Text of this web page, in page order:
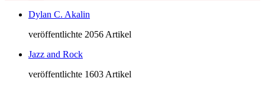
Dylan C. Akalin
veröffentlichte 2056 Artikel
Jazz and Rock
veröffentlichte 1603 Artikel